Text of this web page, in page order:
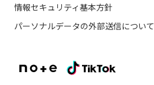
情報セキュリティ基本方針
パーソナルデータの外部送信について